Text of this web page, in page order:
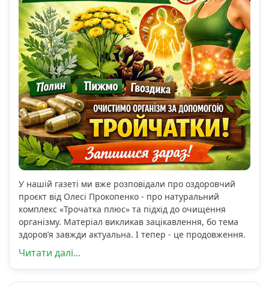
У нашій газеті ми вже розповідали про оздоровчий
проєкт від Олесі Прокопенко - про натуральний
комплекс «Трочатка плюс» та підхід до очищення
організму. Матеріал викликав зацікавлення, бо тема
здоров’я завжди актуальна. І тепер - це продовження.
Читати далі...